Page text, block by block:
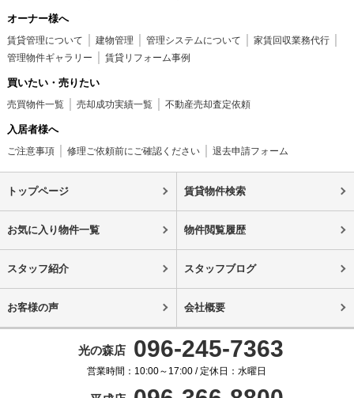
オーナー様へ
賃貸管理について 建物管理 管理システムについて
家賃回収業務代行
管理物件ギャラリー
賃貸リフォーム事例
買いたい・売りたい
売買物件一覧 売却成功実績一覧 不動産売却査定依頼
入居者様へ
ご注意事項 修理ご依頼前にご確認ください 退去申請フォーム
トップページ 賃貸物件検索
お気に入り物件一覧 物件閲覧履歴
スタッフ紹介 スタッフブログ
お客様の声 会社概要
光の森店 096-245-7363
営業時間：10:00～17:00 / 定休日：水曜日